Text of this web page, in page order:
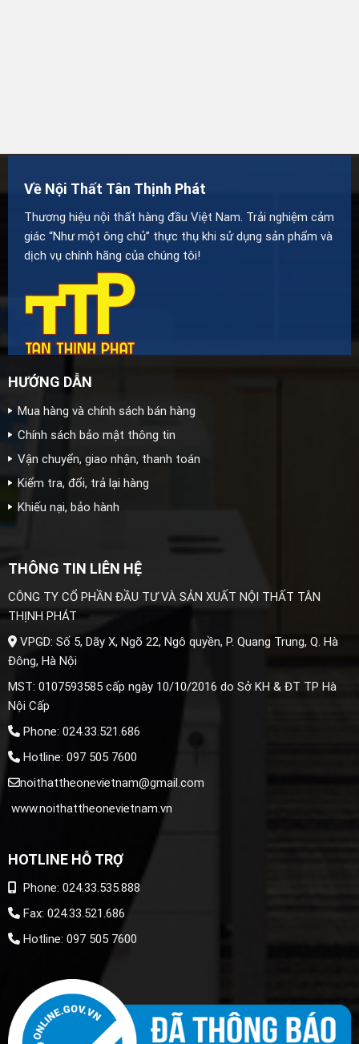
Về Nội Thất Tân Thịnh Phát
Thương hiệu nội thất hàng đầu Việt Nam. Trải nghiệm cảm
giác “Như một ông chủ” thực thụ khi sử dụng sản phẩm và
dịch vụ chính hãng của chúng tôi!
HƯỚNG DẪN
Mua hàng và chính sách bán hàng
Chính sách bảo mật thông tin
Vận chuyển, giao nhận, thanh toán
Kiểm tra, đổi, trả lại hàng
Khiếu nại, bảo hành
THÔNG TIN LIÊN HỆ
CÔNG TY CỔ PHẦN ĐẦU TƯ VÀ SẢN XUẤT NỘI THẤT TÂN
THỊNH PHÁT
VPGD: Số 5, Dãy X, Ngõ 22, Ngô quyền, P. Quang Trung, Q. Hà
Đông, Hà Nội
MST: 0107593585 cấp ngày 10/10/2016 do Sở KH & ĐT TP Hà
Nội Cấp
Phone: 024.33.521.686
Hotline: 097 505 7600
noithattheonevietnam@gmail.com
www.noithattheonevietnam.vn
HOTLINE HỖ TRỢ
Phone: 024.33.535.888
Fax: 024.33.521.686
Hotline: 097 505 7600